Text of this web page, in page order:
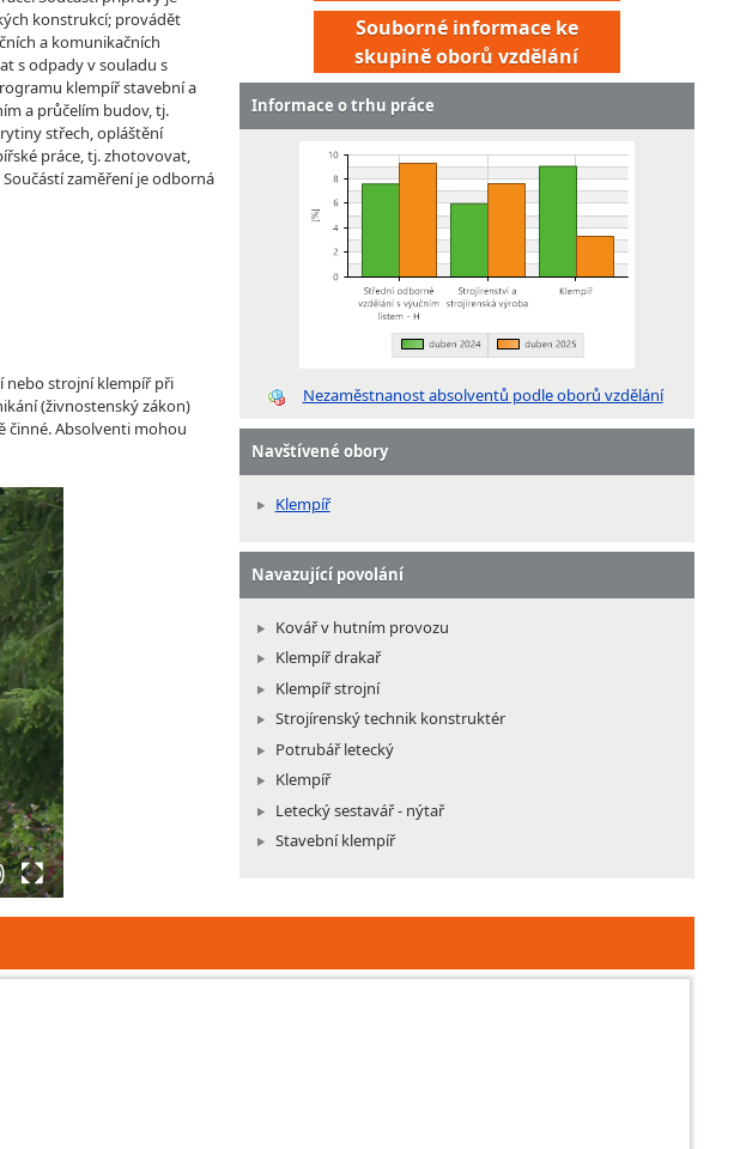
konstrukcí; provádět
a komunikačních
s odpady v souladu s
klempíř stavební a
a průčelím budov, tj.
střech, opláštění
práce, tj. zhotovovat,
zaměření je odborná
nebo strojní klempíř při
(živnostenský zákon)
činné. Absolventi mohou
Souborné informace ke
skupině oborů vzdělání
Informace o trhu práce
Nezaměstnanost absolventů podle oborů vzdělání
Navštívené obory
Klempíř
Navazující povolání
Kovář v hutním provozu
Klempíř drakař
Klempíř strojní
Strojírenský technik konstruktér
Potrubář letecký
Klempíř
Letecký sestavář - nýtař
Stavební klempíř